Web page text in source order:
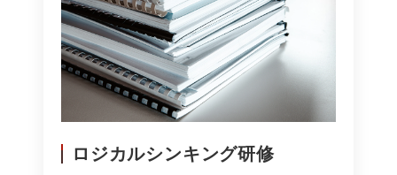
ロジカルシンキング研修